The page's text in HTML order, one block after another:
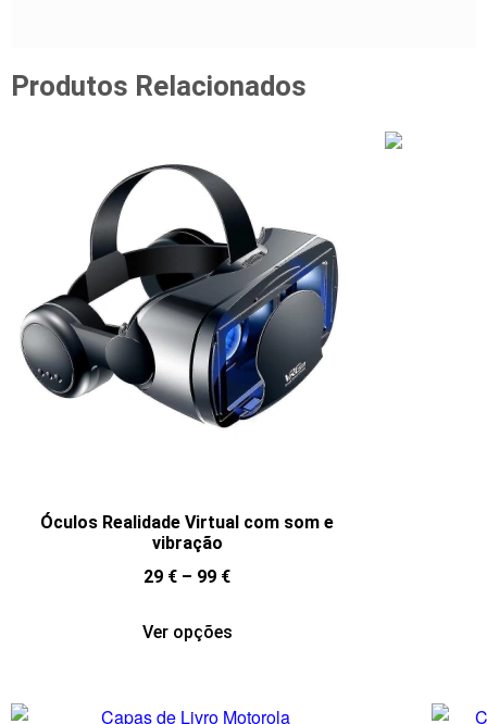
Produtos Relacionados
Óculos Realidade Virtual com som e
vibração
29 € – 99 €
Ver opções